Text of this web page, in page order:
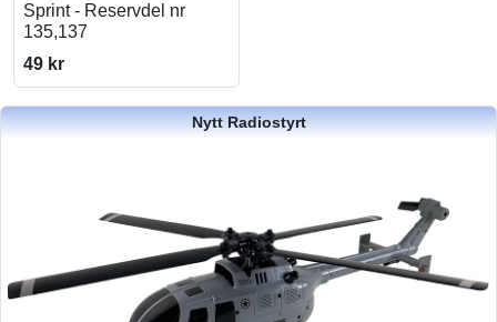
Sprint - Reservdel nr
135,137
49 kr
Nytt Radiostyrt